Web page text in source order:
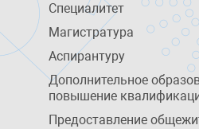
Специалитет
Магистратура
Аспирантуру
Дополнительное
повышение
Предоставление